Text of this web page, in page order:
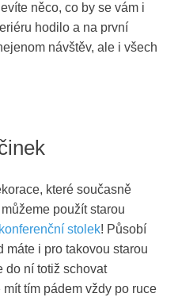
něco, co by se vám i
hodilo a na první
návštěv, ale i všech
které současně
použít starou
konferenční stolek! Působí
máte i pro takovou starou
do ní totiž schovat
tím pádem vždy po ruce